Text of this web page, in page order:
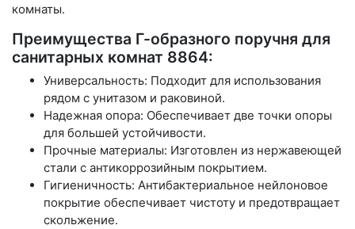
комнаты.
Преимущества Г-образного поручня для
санитарных комнат 8864:
Универсальность: Подходит для использования
рядом с унитазом и раковиной.
Надежная опора: Обеспечивает две точки опоры
для большей устойчивости.
Прочные материалы: Изготовлен из нержавеющей
стали с антикоррозийным покрытием.
Гигиеничность: Антибактериальное нейлоновое
покрытие обеспечивает чистоту и предотвращает
скольжение.